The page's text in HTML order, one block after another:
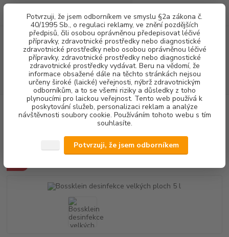
Potvrzuji, že jsem odborníkem ve smyslu §2a zákona č.
40/1995 Sb., o regulaci reklamy, ve znění pozdějších
předpisů, čili osobou oprávněnou předepisovat léčivé
přípravky, zdravotnické prostředky nebo diagnostické
zdravotnické prostředky nebo osobou oprávněnou léčivé
přípravky, zdravotnické prostředky nebo diagnostické
zdravotnické prostředky vydávat. Beru na vědomí, že
informace obsažené dále na těchto stránkách nejsou
určeny široké (laické) veřejnosti, nýbrž zdravotnickým
odborníkům, a to se všemi riziky a důsledky z toho
plynoucími pro laickou veřejnost. Tento web používá k
poskytování služeb, personalizaci reklam a analýze
návštěvnosti soubory cookie. Používáním tohoto webu s tím
souhlasíte.
Potvrzuji, že jsem odborníkem
Menu
CZK
Hledat
(Po-Pá, 8-16 hod.)
za0,00 Kč
VÝPRODEJ Bossklein desinfekce velkých ploch 5 l
Bossklein desinfekce velkých